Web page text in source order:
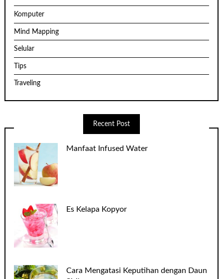
Komputer
Mind Mapping
Selular
Tips
Traveling
Recent Post
Manfaat Infused Water
Es Kelapa Kopyor
Cara Mengatasi Keputihan dengan Daun